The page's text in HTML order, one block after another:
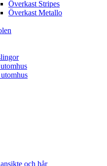
Överkast Stripes
Överkast Metallo
och hår